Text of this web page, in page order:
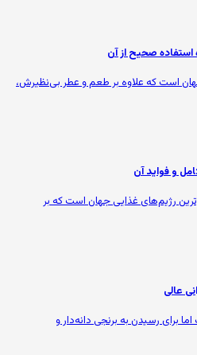
صحیح از آن
است که علاوه بر طعم و عطر بی‌نظیرش،
و فواید آن
رژیم‌های غذایی جهان است که بر
برای رسیدن به برنجی دانه‌دار و